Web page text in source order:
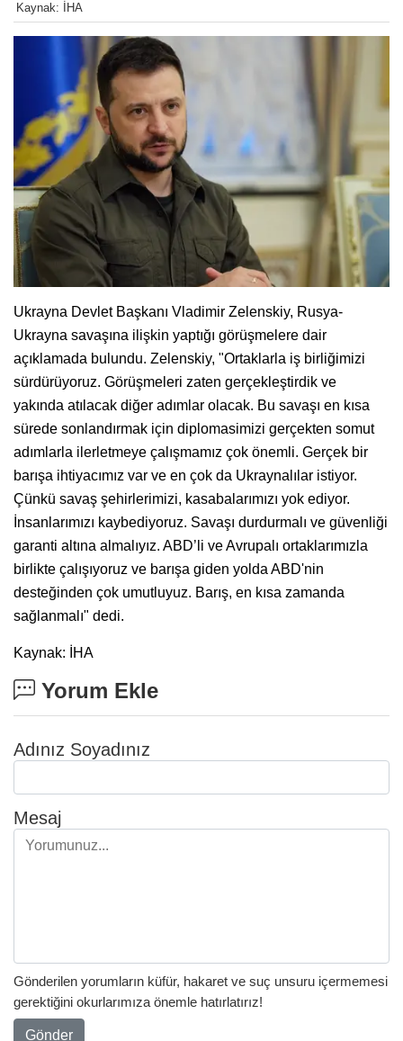
Kaynak: İHA
Ukrayna Devlet Başkanı Vladimir Zelenskiy, Rusya-
Ukrayna savaşına ilişkin yaptığı görüşmelere dair
açıklamada bulundu. Zelenskiy, "Ortaklarla iş birliğimizi
sürdürüyoruz. Görüşmeleri zaten gerçekleştirdik ve
yakında atılacak diğer adımlar olacak. Bu savaşı en kısa
sürede sonlandırmak için diplomasimizi gerçekten somut
adımlarla ilerletmeye çalışmamız çok önemli. Gerçek bir
barışa ihtiyacımız var ve en çok da Ukraynalılar istiyor.
Çünkü savaş şehirlerimizi, kasabalarımızı yok ediyor.
İnsanlarımızı kaybediyoruz. Savaşı durdurmalı ve güvenliği
garanti altına almalıyız. ABD’li ve Avrupalı ortaklarımızla
birlikte çalışıyoruz ve barışa giden yolda ABD'nin
desteğinden çok umutluyuz. Barış, en kısa zamanda
sağlanmalı" dedi.
Kaynak: İHA
Yorum Ekle
Adınız Soyadınız
Mesaj
Gönderilen yorumların küfür, hakaret ve suç unsuru içermemesi
gerektiğini okurlarımıza önemle hatırlatırız!
Gönder